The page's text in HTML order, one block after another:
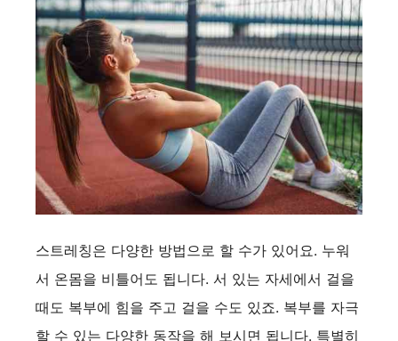
스트레칭은 다양한 방법으로 할 수가 있어요. 누워
서 온몸을 비틀어도 됩니다. 서 있는 자세에서 걸을
때도 복부에 힘을 주고 걸을 수도 있죠. 복부를 자극
할 수 있는 다양한 동작을 해 보시면 됩니다. 특별히